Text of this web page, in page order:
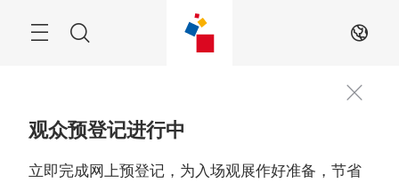
观众预登记进行中
立即完成网上预登记，为入场观展作好准备，节省